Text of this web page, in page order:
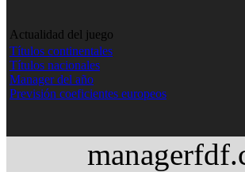
Actualidad del juego
Títulos continentales
Títulos nacionales
Manager del año
Previsión coeficientes europeos